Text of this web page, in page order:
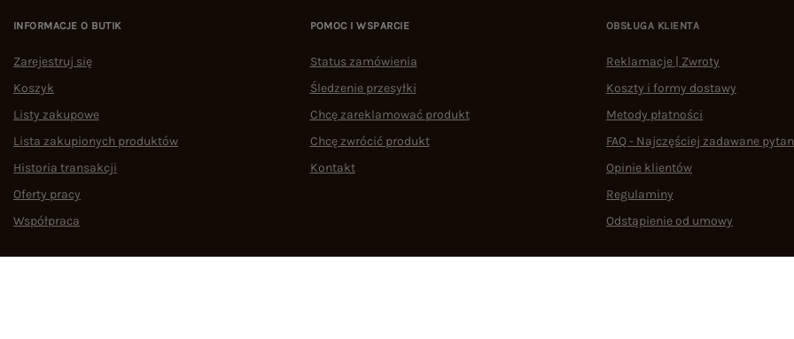
INFORMACJE O BUTIK
Zarejestruj się
Koszyk
Listy zakupowe
Lista zakupionych produktów
Historia transakcji
Oferty pracy
Współpraca
POMOC I WSPARCIE
Status zamówienia
Śledzenie przesyłki
Chcę zareklamować produkt
Chcę zwrócić produkt
Kontakt
OBSŁUGA KLIENTA
Reklamacje | Zwroty
Koszty i formy dostawy
Metody płatności
FAQ - Najczęściej zadawane
Opinie klientów
Regulaminy
Odstąpienie od umowy